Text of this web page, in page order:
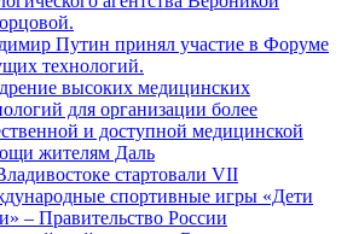
Путин принял участие в Форуме
технологий.
высоких медицинских
для организации более
и доступной медицинской
жителям Даль
стартовали VII
спортивные игры «Дети
– Правительство России